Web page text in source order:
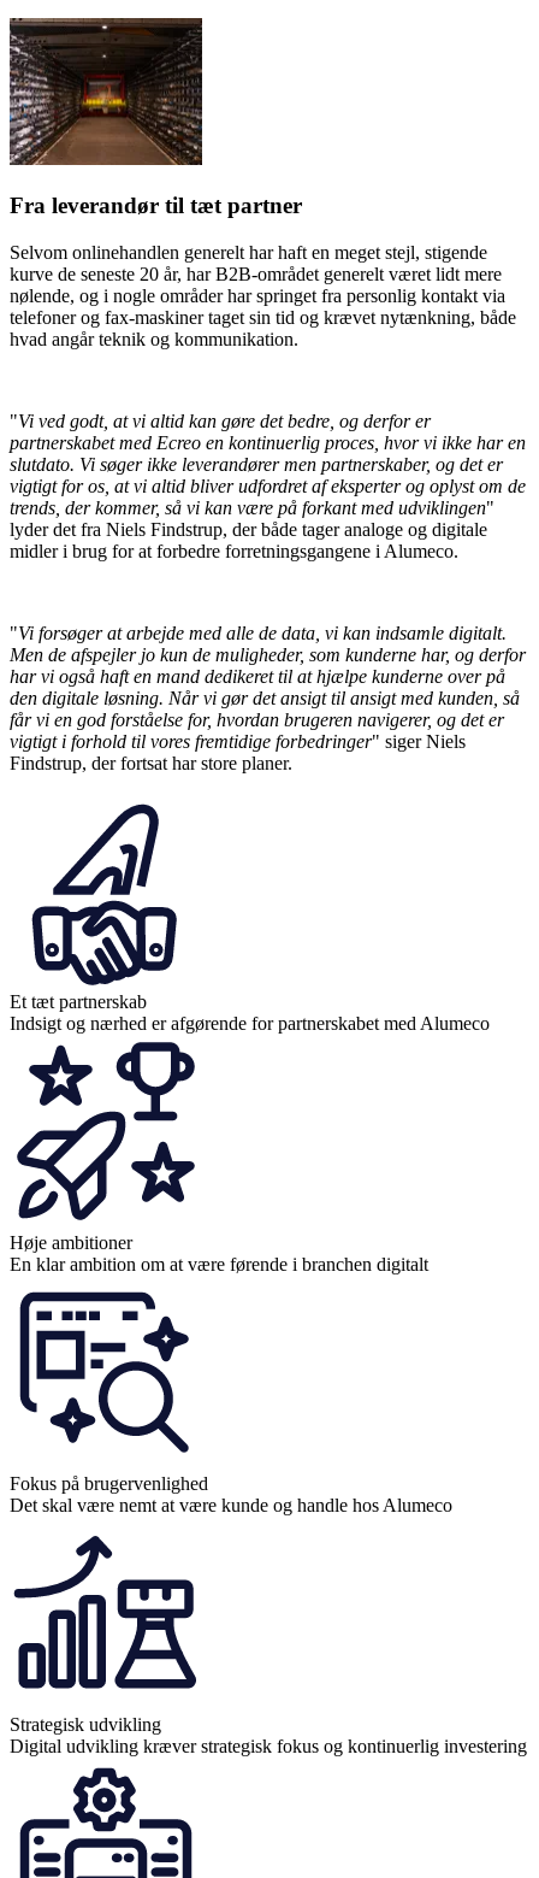
Fra leverandør til tæt partner
Selvom onlinehandlen generelt har haft en meget stejl, stigende
kurve de seneste 20 år, har B2B-området generelt været lidt mere
nølende, og i nogle områder har springet fra personlig kontakt via
telefoner og fax-maskiner taget sin tid og krævet nytænkning, både
hvad angår teknik og kommunikation.
"Vi ved godt, at vi altid kan gøre det bedre, og derfor er
partnerskabet med Ecreo en kontinuerlig proces, hvor vi ikke har en
slutdato. Vi søger ikke leverandører men partnerskaber, og det er
vigtigt for os, at vi altid bliver udfordret af eksperter og oplyst om de
trends, der kommer, så vi kan være på forkant med udviklingen"
lyder det fra Niels Findstrup, der både tager analoge og digitale
midler i brug for at forbedre forretningsgangene i Alumeco.
"Vi forsøger at arbejde med alle de data, vi kan indsamle digitalt.
Men de afspejler jo kun de muligheder, som kunderne har, og derfor
har vi også haft en mand dedikeret til at hjælpe kunderne over på
den digitale løsning. Når vi gør det ansigt til ansigt med kunden, så
får vi en god forståelse for, hvordan brugeren navigerer, og det er
vigtigt i forhold til vores fremtidige forbedringer" siger Niels
Findstrup, der fortsat har store planer.
Et tæt partnerskab
Indsigt og nærhed er afgørende for partnerskabet med Alumeco
Høje ambitioner
En klar ambition om at være førende i branchen digitalt
Fokus på brugervenlighed
Det skal være nemt at være kunde og handle hos Alumeco
Strategisk udvikling
Digital udvikling kræver strategisk fokus og kontinuerlig investering